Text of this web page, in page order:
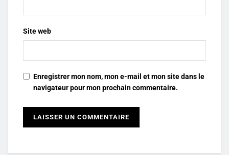
Site web
Enregistrer mon nom, mon e-mail et mon site dans le
navigateur pour mon prochain commentaire.